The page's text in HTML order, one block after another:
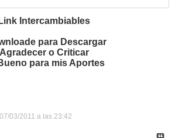
Link Intercambiables
para Descargar
Agradecer o Criticar
para mis Aportes
03/2011 a las 23:42